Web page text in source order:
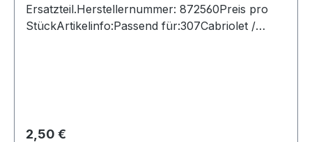
Ersatzteil.Herstellernummer: 872560Preis pro
StückArtikelinfo:Passend für:307Cabriolet /
Regulärer Preis:
2,50 €